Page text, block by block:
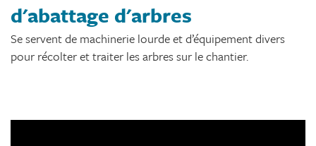
d'abattage d'arbres
Se servent de machinerie lourde et d’équipement divers
pour récolter et traiter les arbres sur le chantier.